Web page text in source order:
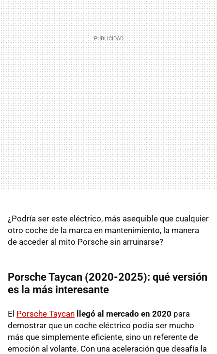
¿Podría ser este eléctrico, más asequible que cualquier
otro coche de la marca en mantenimiento, la manera
de acceder al mito Porsche sin arruinarse?
Porsche Taycan (2020-2025): qué versión
es la más interesante
El Porsche Taycan llegó al mercado en 2020 para
demostrar que un coche eléctrico podía ser mucho
más que simplemente eficiente, sino un referente de
emoción al volante. Con una aceleración que desafía la